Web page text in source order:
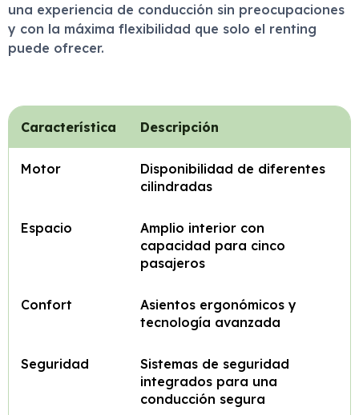
una experiencia de conducción sin preocupaciones
y con la máxima flexibilidad que solo el renting
puede ofrecer.
Característica Descripción
Motor
Disponibilidad de diferentes
cilindradas
Espacio
Amplio interior con
capacidad para cinco
pasajeros
Confort
Asientos ergonómicos y
tecnología avanzada
Seguridad
Sistemas de seguridad
integrados para una
conducción segura